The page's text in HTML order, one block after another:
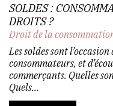
SOLDES :
DROITS ?
Droit de la
Les soldes sont
consommateurs, et
commerçants. Quelles
Quels...